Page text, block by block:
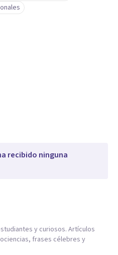
recibido ninguna
y curiosos. Artículos
frases célebres y